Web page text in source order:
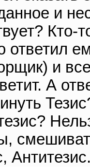
и
Кто-
ответил
и
А